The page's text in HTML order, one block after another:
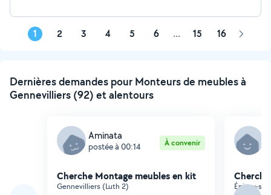
1 2 3 4 5 6 ... 15 16 Page
Dernières demandes pour Monteurs de meubles à
Gennevilliers (92) et alentours
Aminata
postée à 00:14 À convenir
Cherche Montage meubles en kit
Gennevilliers (Luth 2)
Épinay-